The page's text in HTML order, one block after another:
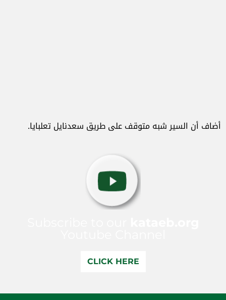
أضاف أن السير شبه متوقف على طريق سعدنايل تعلبايا.
CLICK HERE